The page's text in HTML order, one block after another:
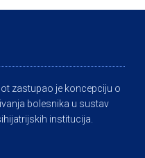
zastupao je koncepciju o
bolesnika u sustav
institucija.